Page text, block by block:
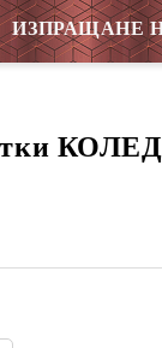
ИЗПРАЩАНЕ